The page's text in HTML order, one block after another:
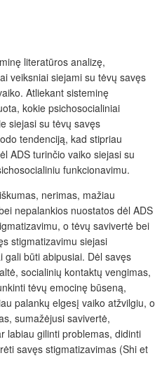
literatūros analizę,
veiksniai siejami su tėvų savęs
Atliekant sisteminę
kokie psichosocialiniai
siejasi su tėvų savęs
tendenciją, kad stipriau
ADS turinčio vaiko siejasi su
funkcionavimu.
nerimas, mažiau
nepalankios nuostatos dėl ADS
o tėvų savivertė bei
stigmatizavimu siejasi
gali būti abipusiai. Dėl savęs
socialinių kontaktų vengimas,
tėvų emocinę būseną,
palankų elgesį vaiko atžvilgiu, o
sumažėjusi savivertė,
labiau gilinti problemas, didinti
savęs stigmatizavimas (Shi et